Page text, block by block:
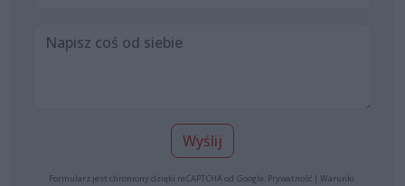
Wyślij
Formularz jest chroniony dzięki reCAPTCHA od Google: Prywatność | Warunki